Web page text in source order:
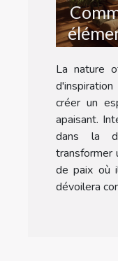
La nature
créer un
apaisant.
dans la
transformer
de paix où
dévoilera